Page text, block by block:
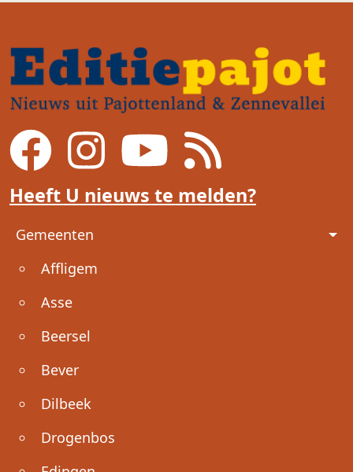
Heeft U nieuws te melden?
Voet
Gemeenten
Affligem
Asse
Beersel
Bever
Dilbeek
Drogenbos